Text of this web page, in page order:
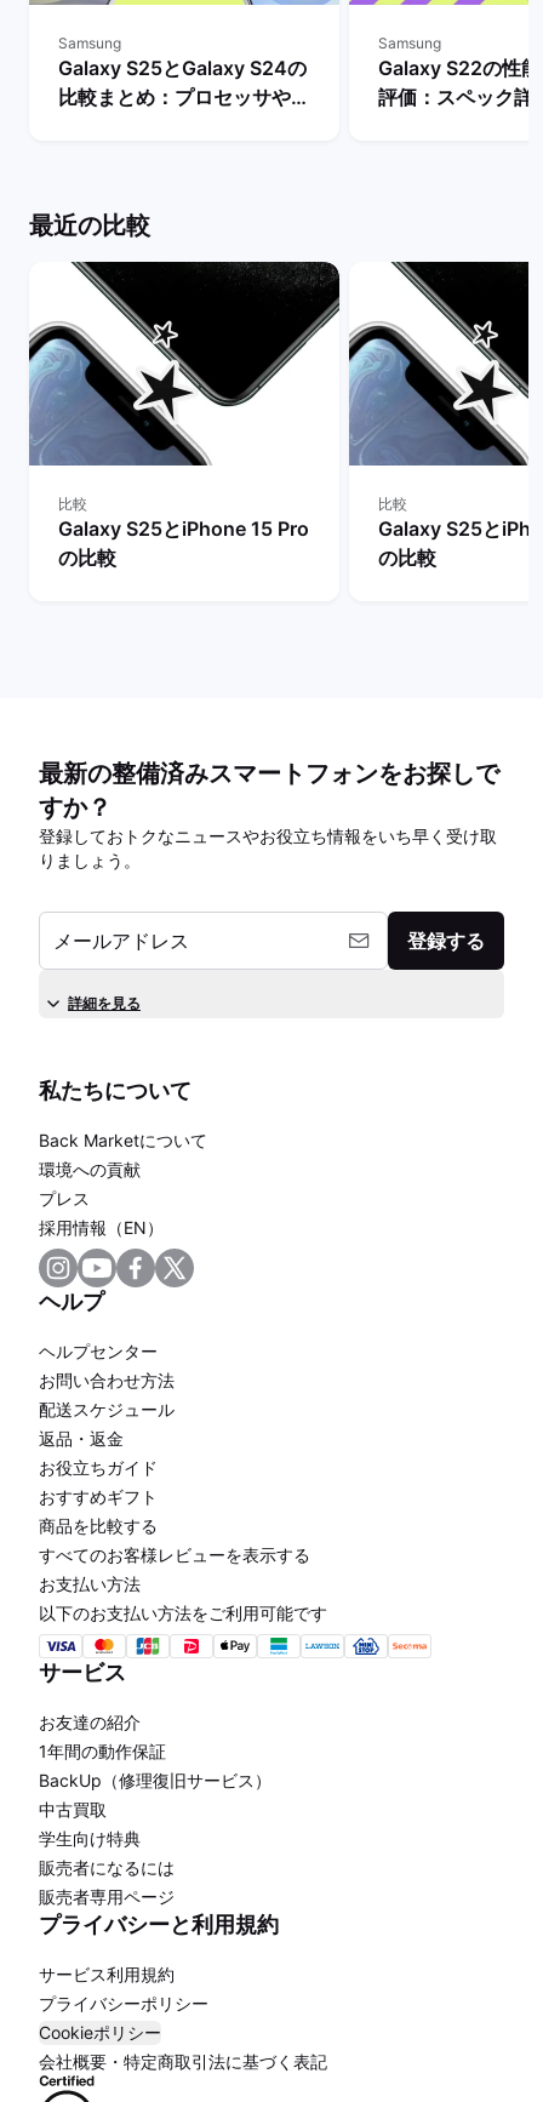
Samsung
Galaxy S25とGalaxy S24の
比較まとめ：プロセッサやバ
Samsung
Galaxy S22の性
評価：スペック詳
最近の比較
比較
Galaxy S25とiPhone 15 Pro
の比較
比較
Galaxy S25と
の比較
最新の整備済みスマートフォンをお探しで
すか？
登録しておトクなニュースやお役立ち情報をいち早く受け取
りましょう。
メールアドレス 登録する
詳細を見る
私たちについて
Back Marketについて
環境への貢献
プレス
採用情報（EN）
ヘルプ
ヘルプセンター
お問い合わせ方法
配送スケジュール
返品・返金
お役立ちガイド
おすすめギフト
商品を比較する
すべてのお客様レビューを表示する
お支払い方法
以下のお支払い方法をご利用可能です
サービス
お友達の紹介
1年間の動作保証
BackUp（修理復旧サービス）
中古買取
学生向け特典
販売者になるには
販売者専用ページ
プライバシーと利用規約
サービス利用規約
プライバシーポリシー
Cookieポリシー
会社概要・特定商取引法に基づく表記